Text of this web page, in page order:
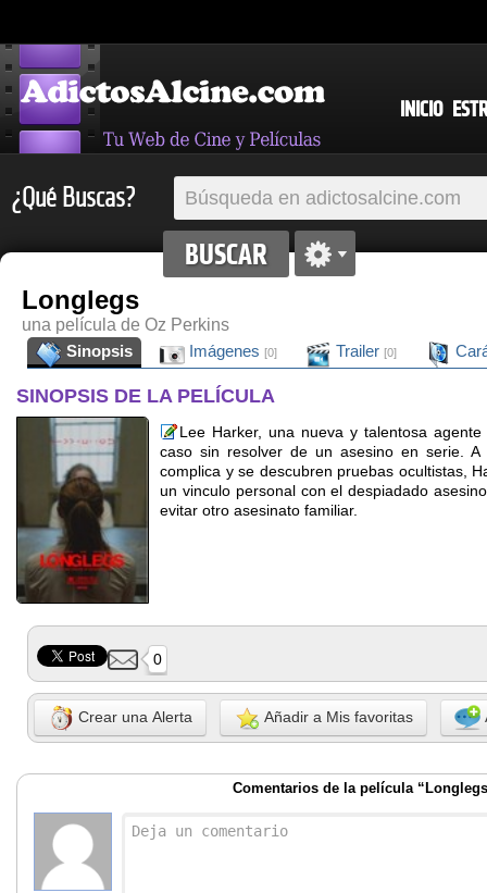
INICIO
¿Qué Buscas?
Longlegs
una película de Oz Perkins
Sinopsis
Imágenes [0] Trailer [0]
SINOPSIS DE LA PELÍCULA
Lee Harker, una nueva y talentosa
caso sin resolver de un asesino en serie. A
complica y se descubren pruebas ocultistas,
un vinculo personal con el despiadado
evitar otro asesinato familiar.
0
Crear una Alerta Añadir a Mis favoritas
Comentarios de la película